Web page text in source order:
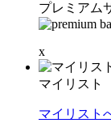
プレミアム
x
マイリスト
マイリスト